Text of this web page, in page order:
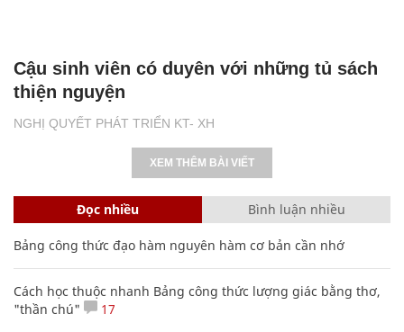
NGHỊ QUYẾT PHÁT TRIỂN KT- XH
Cậu sinh viên có duyên với những tủ sách
thiện nguyện
XEM THÊM BÀI VIẾT
Đọc nhiều Bình luận nhiều
Bảng công thức đạo hàm nguyên hàm cơ bản cần nhớ
Cách học thuộc nhanh Bảng công thức lượng giác bằng thơ,
"thần chú"
17